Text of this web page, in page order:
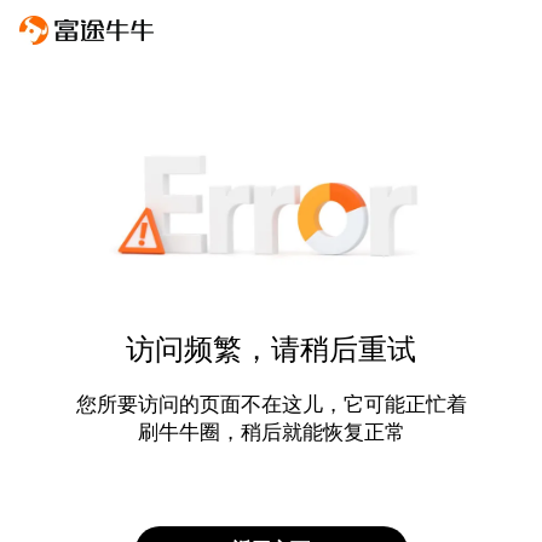
访问频繁，请稍后重试
您所要访问的页面不在这儿，它可能正忙着
刷牛牛圈，稍后就能恢复正常